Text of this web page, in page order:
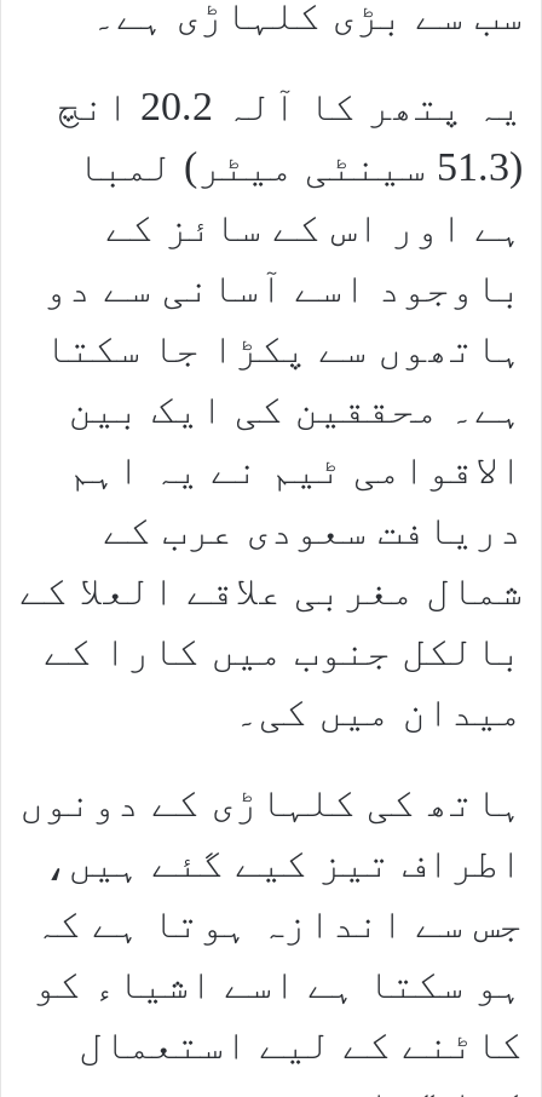
سب سے بڑی کلہاڑی ہے۔
یہ پتھر کا آلہ 20.2 انچ
(51.3 سینٹی میٹر) لمبا
ہے اور اس کے سائز کے
باوجود اسے آسانی سے دو
ہاتھوں سے پکڑا جا سکتا
ہے۔ محققین کی ایک بین
الاقوامی ٹیم نے یہ اہم
دریافت سعودی عرب کے
شمال مغربی علاقے العلا کے
بالکل جنوب میں کارا کے
میدان میں کی۔
ہاتھ کی کلہاڑی کے دونوں
اطراف تیز کیے گئے ہیں،
جس سے اندازہ ہوتا ہے کہ
ہو سکتا ہے اسے اشیاء کو
کاٹنے کے لیے استعمال